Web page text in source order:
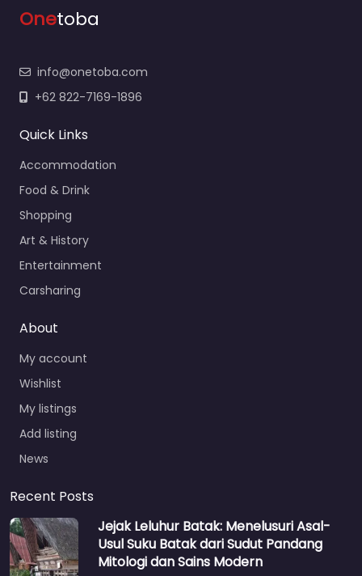
Onetoba
info@onetoba.com
+62 822-7169-1896
Quick Links
Accommodation
Food & Drink
Shopping
Art & History
Entertainment
Carsharing
About
My account
Wishlist
My listings
Add listing
News
Recent Posts
Jejak Leluhur Batak: Menelusuri Asal-
Usul Suku Batak dari Sudut Pandang
Mitologi dan Sains Modern